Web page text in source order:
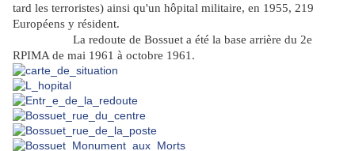
tard les terroristes) ainsi qu'un hôpital militaire, en 1955, 219
Européens y résident.
La redoute de Bossuet a été la base arrière du 2e
RPIMA de mai 1961 à octobre 1961.